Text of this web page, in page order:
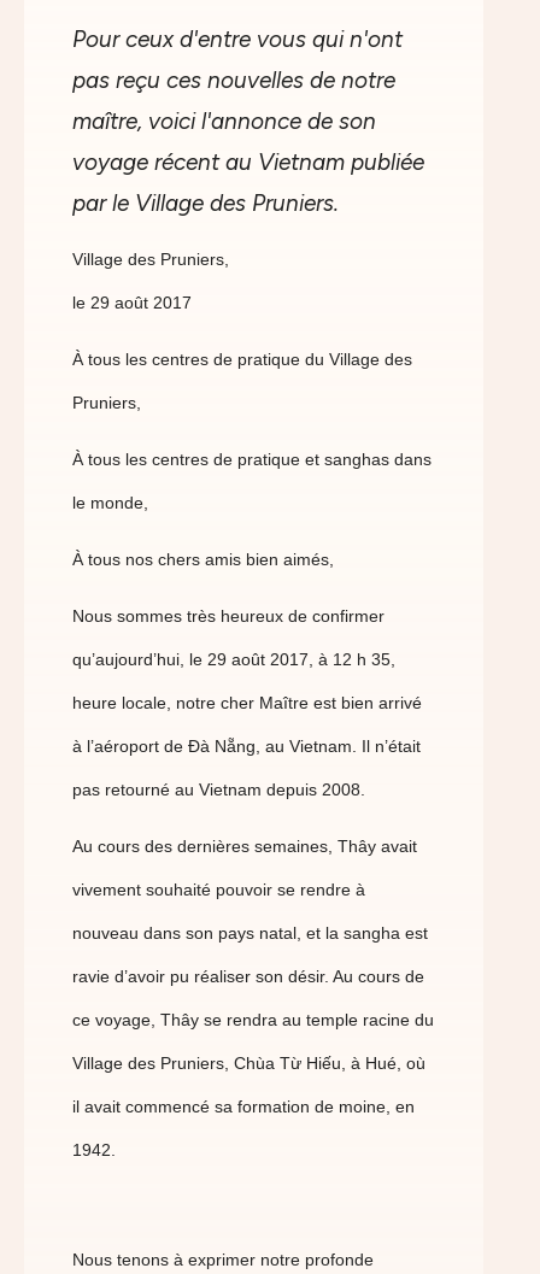
Pour ceux d'entre vous qui n'ont
pas reçu ces nouvelles de notre
maître, voici l'annonce de son
voyage récent au Vietnam publiée
par le Village des Pruniers.
Village des Pruniers,
le 29 août 2017
À tous les centres de pratique du Village des
Pruniers,
À tous les centres de pratique et sanghas dans
le monde,
À tous nos chers amis bien aimés,
Nous sommes très heureux de confirmer
qu’aujourd’hui, le 29 août 2017, à 12 h 35,
heure locale, notre cher Maître est bien arrivé
à l’aéroport de Đà Nẵng, au Vietnam. Il n’était
pas retourné au Vietnam depuis 2008.
Au cours des dernières semaines, Thây avait
vivement souhaité pouvoir se rendre à
nouveau dans son pays natal, et la sangha est
ravie d’avoir pu réaliser son désir. Au cours de
ce voyage, Thây se rendra au temple racine du
Village des Pruniers, Chùa Từ Hiếu, à Hué, où
il avait commencé sa formation de moine, en
1942.
Nous tenons à exprimer notre profonde